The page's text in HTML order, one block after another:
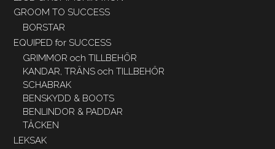
GROOM TO SUCCESS
BORSTAR
EQUIPED for SUCCESS
GRIMMOR och TILLBEHÖR
KANDAR, TRÄNS och TILLBEHÖR
SCHABRAK
BENSKYDD & BOOTS
BENLINDOR & PADDAR
TÄCKEN
LEKSAK